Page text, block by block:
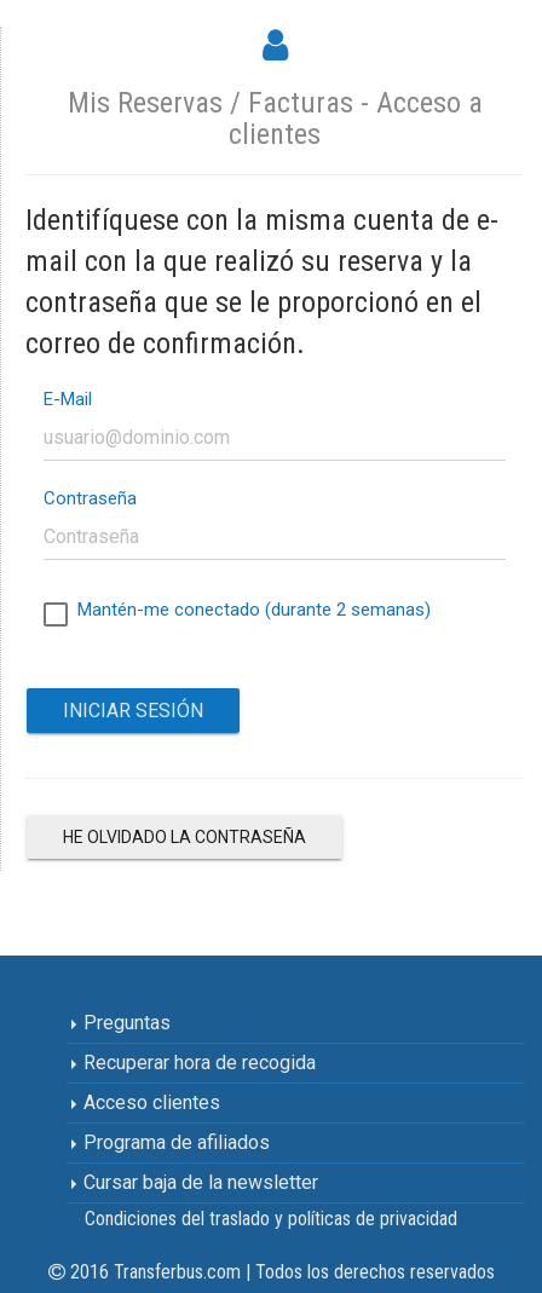
Mis Reservas / Facturas - Acceso a
clientes
Identifíquese con la misma cuenta de e-
mail con la que realizó su reserva y la
contraseña que se le proporcionó en el
correo de confirmación.
E-Mail
Contraseña
Mantén-me conectado (durante 2 semanas)
HE OLVIDADO LA CONTRASEÑA
Preguntas
Recuperar hora de recogida
Acceso clientes
Programa de afiliados
Cursar baja de la newsletter
Condiciones del traslado y políticas de privacidad
2016 Transferbus.com | Todos los derechos reservados